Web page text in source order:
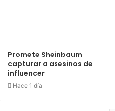
Promete Sheinbaum
capturar a asesinos de
influencer
Hace 1 día